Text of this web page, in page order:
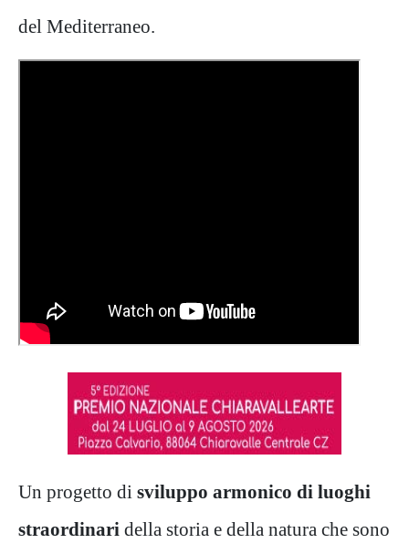
del Mediterraneo.
Un progetto di sviluppo armonico di luoghi
straordinari della storia e della natura che sono